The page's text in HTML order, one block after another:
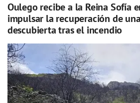
Oulego recibe a la Reina Sofía
impulsar la recuperación de
descubierta tras el incendio